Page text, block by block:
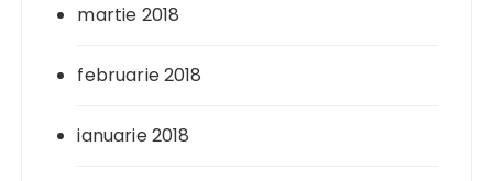
martie 2018
februarie 2018
ianuarie 2018